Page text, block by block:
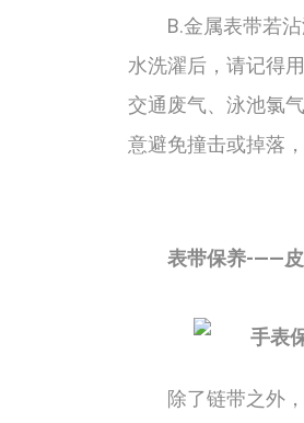
B.金属表带若沾
水洗濯后，请记得
交通废气、泳池氯
意避免撞击或掉落
表带保养-——
除了链带之外，